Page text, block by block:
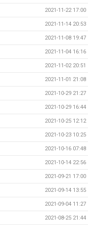
2021-11-22 17:00
2021-11-14 20:53
2021-11-08 19:47
2021-11-04 16:16
2021-11-02 20:51
2021-11-01 21:08
2021-10-29 21:27
2021-10-29 16:44
2021-10-25 12:12
2021-10-23 10:25
2021-10-16 07:48
2021-10-14 22:56
2021-09-21 17:00
2021-09-14 13:55
2021-09-04 11:27
2021-08-25 21:44